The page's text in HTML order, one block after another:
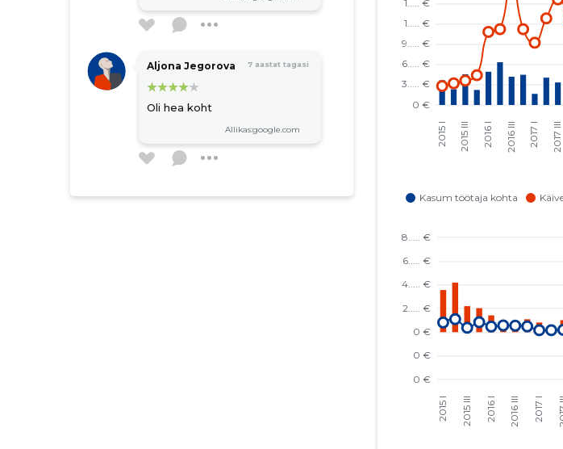
Aljona Jegorova 7 aastat tagasi
Oli hea koht
Allikas:google.com